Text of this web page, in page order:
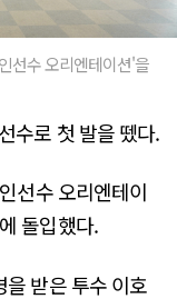
선수 오리엔테이션'을
수로 첫 발을 뗐다.
선수 오리엔테이
돌입했다.
받은 투수 이호